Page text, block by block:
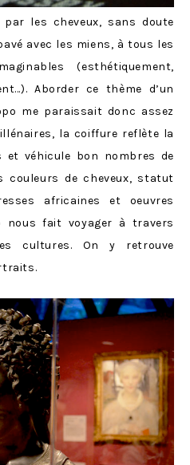
les cheveux, sans doute
avec les miens, à tous les
(esthétiquement,
Aborder ce thème d’un
me paraissait donc assez
la coiffure reflète la
et véhicule bon nombres de
couleurs de cheveux, statut
africaines et oeuvres
nous fait voyager à travers
cultures. On y retrouve